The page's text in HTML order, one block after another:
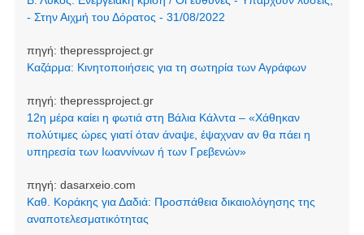
- Στην Αιχμή του Δόρατος - 31/08/2022
πηγή: thepressproject.gr
Καζάρμα: Κινητοποιήσεις για τη σωτηρία των Αγράφων
πηγή: thepressproject.gr
12η μέρα καίει η φωτιά στη Βάλια Κάλντα – «Χάθηκαν
πολύτιμες ώρες γιατί όταν άναψε, έψαχναν αν θα πάει η
υπηρεσία των Ιωαννίνων ή των Γρεβενών»
πηγή: dasarxeio.com
Καθ. Κοράκης για Δαδιά: Προσπάθεια δικαιολόγησης της
αναποτελεσματικότητας